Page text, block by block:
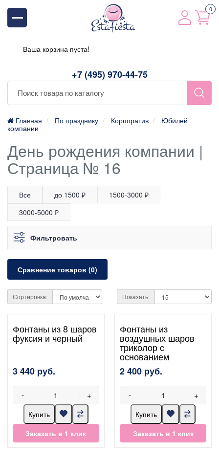
+7 (495) 970-44-75
0
Ваша корзина пуста!
Главная По празднику Корпоратив
Юбилей
компании
День рождения компании |
Страница № 16
Все до 1500 ₽
1500-3000 ₽
3000-5000 ₽
Фильтровать
Сравнение товаров (0)
Сортировка: Показать:
Фонтаны из 8 шаров
фуксия и черный
3 440 руб.
- +
Купить
Заказать в 1 клик
Фонтаны из
воздушных шаров
триколор с
основанием
2 400 руб.
- +
Купить
Заказать в 1 клик